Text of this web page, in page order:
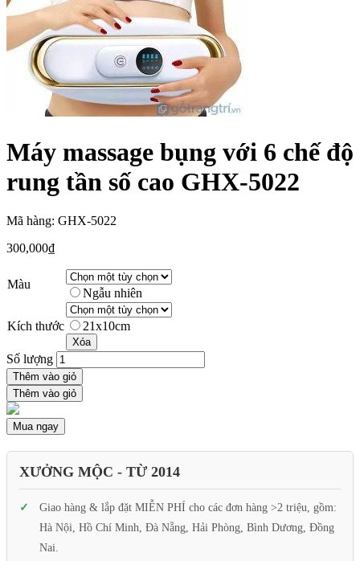
Máy massage bụng với 6 chế độ
rung tần số cao GHX-5022
Mã hàng: GHX-5022
300,000₫
Màu
Ngẫu nhiên
Kích thước 21x10cm
Xóa
Số lượng
Thêm vào giỏ
Thêm vào giỏ
Mua ngay
XƯỞNG MỘC - TỪ 2014
Giao hàng & lắp đặt MIỄN PHÍ cho các đơn hàng >2 triệu, gồm:
Hà Nội, Hồ Chí Minh, Đà Nẵng, Hải Phòng, Bình Dương, Đồng
Nai.